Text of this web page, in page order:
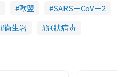
歐盟
SARS－CoV－2
衞生署 冠狀病毒